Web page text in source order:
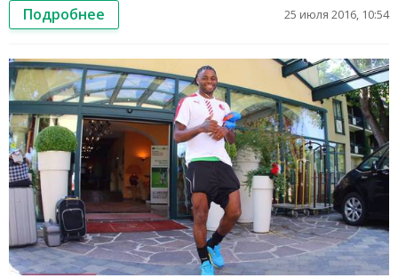
Подробнее 25 июля 2016, 10:54